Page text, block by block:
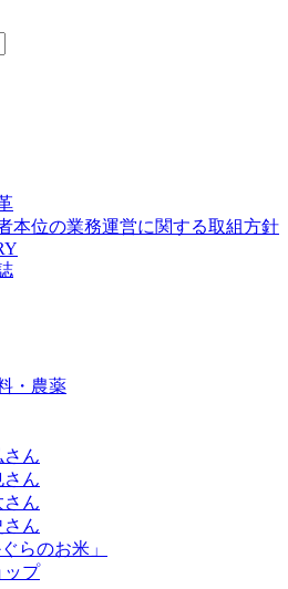
本位の業務運営に関する取組方針
・農薬
さん
さん
さん
さん
らのお米」
ップ